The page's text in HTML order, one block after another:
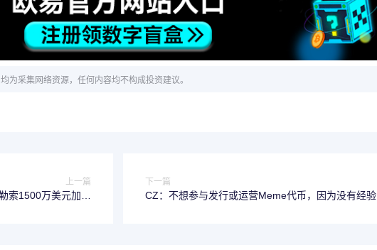
为采集网络资源，任何内容均不构成投资建议。
上一篇
索1500万美元加密
下一篇
CZ：不想参与发行或运营Meme代币，因为没有经验